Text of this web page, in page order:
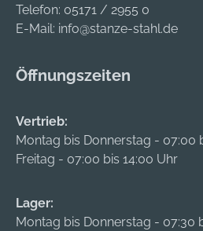
Telefon: 05171 / 2955 0
E-Mail: info@stanze-stahl.de
Öffnungszeiten
Vertrieb:
Montag bis Donnerstag - 07:00
Freitag - 07:00 bis 14:00 Uhr
Lager:
Montag bis Donnerstag - 07:30